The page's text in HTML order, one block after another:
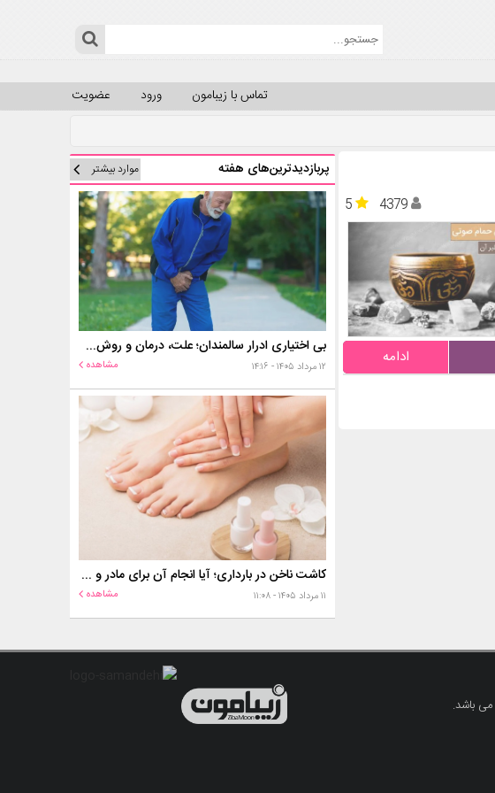
عضویت ورود تماس با زیبامون
5
4379
ادامه
پربازدیدترین‌های هفته موارد بیشتر
بی اختیاری ادرار سالمندان؛ علت، درمان و روش‌های کنترل در منزل
۱۲ مرداد ۱۴۰۵ - ۱۴:۱۶ مشاهده
کاشت ناخن در بارداری؛ آیا انجام آن برای مادر و جنین خطر دارد؟
۱۱ مرداد ۱۴۰۵ - ۱۱:۰۸ مشاهده
می باشد.